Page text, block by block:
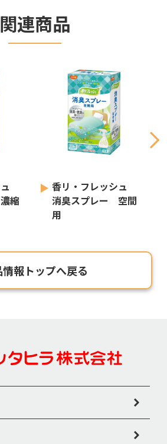
関連商品
ュ
縮
香リ・フレッシュ
消臭スプレー 空間
用
情報トップへ戻る